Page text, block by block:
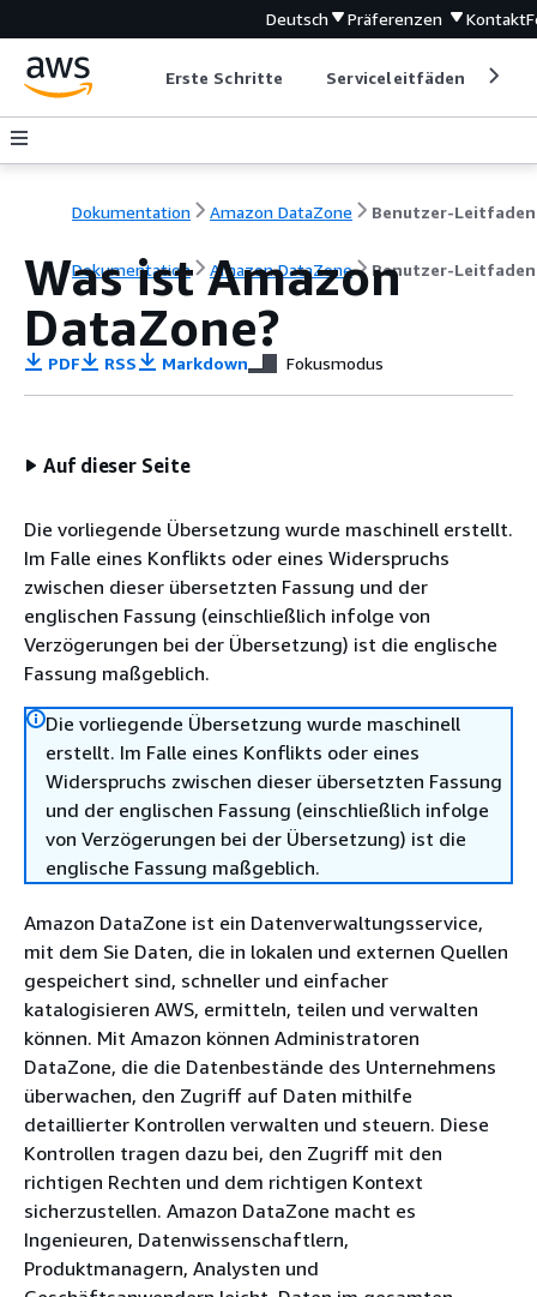
Deutsch Präferenzen Kontakt
Erste Schritte Serviceleitfäden
Dokumentation Amazon DataZone Benutzer-Leitfaden
Dokumentation Amazon DataZone Benutzer-Leitfaden
Was ist Amazon
DataZone?
PDF RSS Markdown Fokusmodus
Auf dieser Seite
Die vorliegende Übersetzung wurde maschinell erstellt.
Im Falle eines Konflikts oder eines Widerspruchs
zwischen dieser übersetzten Fassung und der
englischen Fassung (einschließlich infolge von
Verzögerungen bei der Übersetzung) ist die englische
Fassung maßgeblich.
Die vorliegende Übersetzung wurde maschinell
erstellt. Im Falle eines Konflikts oder eines
Widerspruchs zwischen dieser übersetzten Fassung
und der englischen Fassung (einschließlich infolge
von Verzögerungen bei der Übersetzung) ist die
englische Fassung maßgeblich.
Amazon DataZone ist ein Datenverwaltungsservice,
mit dem Sie Daten, die in lokalen und externen Quellen
gespeichert sind, schneller und einfacher
katalogisieren AWS, ermitteln, teilen und verwalten
können. Mit Amazon können Administratoren
DataZone, die die Datenbestände des Unternehmens
überwachen, den Zugriff auf Daten mithilfe
detaillierter Kontrollen verwalten und steuern. Diese
Kontrollen tragen dazu bei, den Zugriff mit den
richtigen Rechten und dem richtigen Kontext
sicherzustellen. Amazon DataZone macht es
Ingenieuren, Datenwissenschaftlern,
Produktmanagern, Analysten und